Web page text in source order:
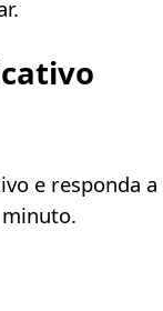
e responda a